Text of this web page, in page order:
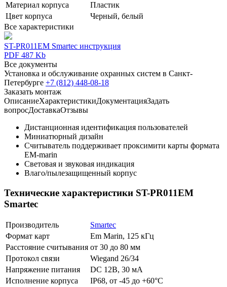
Материал корпуса
Пластик
Цвет корпуса
Черный, белый
Все характеристики
ST-PR011EM Smartec инструкция
PDF 487 Kb
Все документы
Установка и обслуживание охранных систем в Санкт-
Петербурге +7 (812) 448-08-18
Заказать монтаж
ОписаниеХарактеристикиДокументацияЗадать
вопросДоставкаОтзывы
Дистанционная идентификация пользователей
Миниатюрный дизайн
Считыватель поддерживает проксимити карты формата
EM-marin
Световая и звуковая индикация
Влаго/пылезащищенный корпус
Технические характеристики ST-PR011EM
Smartec
Производитель
Smartec
Формат карт
Em Marin, 125 кГц
Расстояние считывания от 30 до 80 мм
Протокол связи
Wiegand 26/34
Напряжение питания
DC 12В, 30 мА
Исполнение корпуса
IP68, от -45 до +60°C